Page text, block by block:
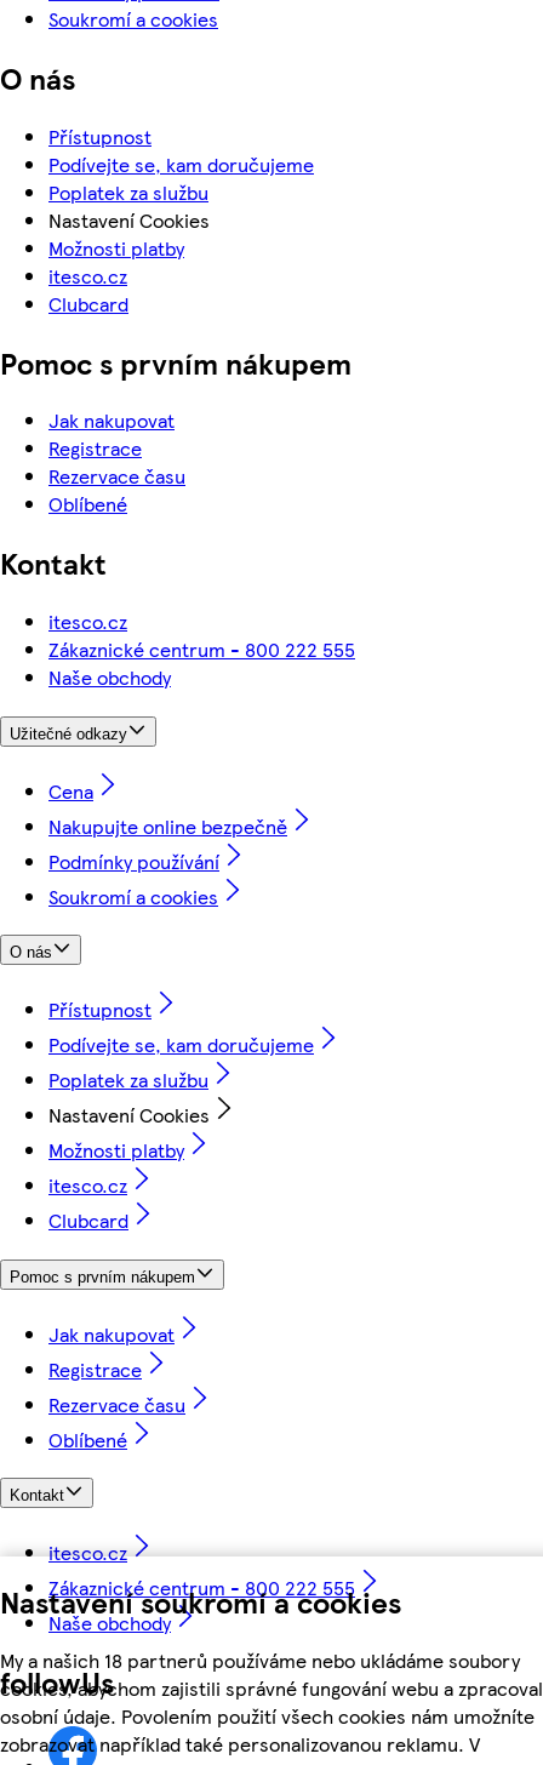
Nastavení soukromí a cookies
My a našich 18 partnerů používáme nebo ukládáme soubory
cookies, abychom zajistili správné fungování webu a
osobní údaje. Povolením použití všech cookies nám umožníte
zobrazovat například také personalizovanou reklamu. V
Soukromí a cookies
O nás
Přístupnost
Podívejte se, kam doručujeme
Poplatek za službu
Nastavení Cookies
Možnosti platby
itesco.cz
Clubcard
Pomoc s prvním nákupem
Jak nakupovat
Registrace
Rezervace času
Oblíbené
Kontakt
itesco.cz
Zákaznické centrum - 800 222 555
Naše obchody
Užitečné odkazy
Cena
Nakupujte online bezpečně
Podmínky používání
Soukromí a cookies
O nás
Přístupnost
Podívejte se, kam doručujeme
Poplatek za službu
Nastavení Cookies
Možnosti platby
itesco.cz
Clubcard
Pomoc s prvním nákupem
Jak nakupovat
Registrace
Rezervace času
Oblíbené
Kontakt
itesco.cz
Zákaznické centrum - 800 222 555
Naše obchody
followUs